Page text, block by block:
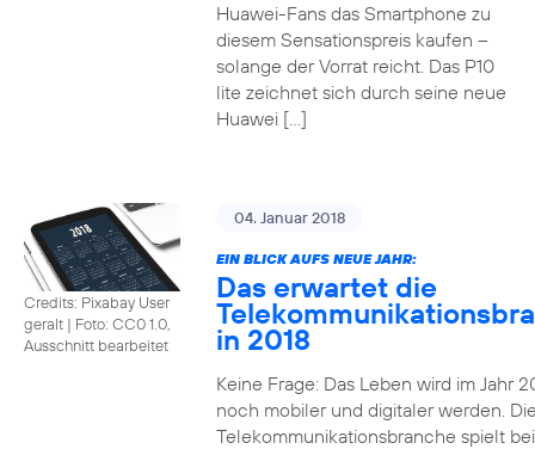
Huawei-Fans das Smartphone zu
diesem Sensationspreis kaufen –
solange der Vorrat reicht. Das P10
lite zeichnet sich durch seine neue
Huawei […]
Credits: Pixabay User
geralt | Foto: CC0 1.0,
Ausschnitt bearbeitet
04. Januar 2018
EIN BLICK AUFS NEUE JAHR:
Das erwartet die
in 2018
Keine Frage: Das Leben wird im Jahr
noch mobiler und digitaler werden.
Telekommunikationsbranche spielt